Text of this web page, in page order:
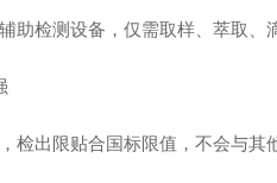
助检测设备，仅需取样、萃取
检出限贴合国标限值，不会与